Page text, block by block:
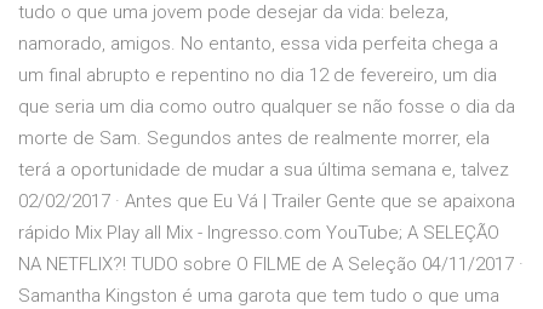
tudo o que uma jovem pode desejar da vida: beleza,
namorado, amigos. No entanto, essa vida perfeita chega a
um final abrupto e repentino no dia 12 de fevereiro, um dia
que seria um dia como outro qualquer se não fosse o dia da
morte de Sam. Segundos antes de realmente morrer, ela
terá a oportunidade de mudar a sua última semana e, talvez
02/02/2017 · Antes que Eu Vá | Trailer Gente que se apaixona
rápido Mix Play all Mix - Ingresso.com YouTube; A SELEÇÃO
NA NETFLIX?! TUDO sobre O FILME de A Seleção 04/11/2017 ·
Samantha Kingston é uma garota que tem tudo o que uma